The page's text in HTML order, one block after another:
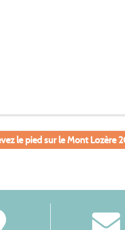
le pied sur le Mont Lozère